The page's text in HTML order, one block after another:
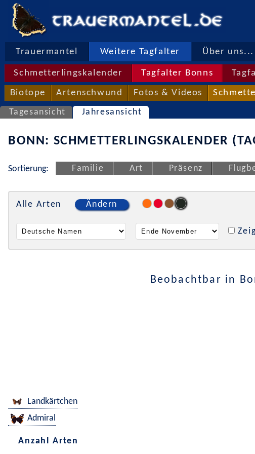
Trauermantel Weitere Tagfalter Über uns...
Schmetterlingskalender Tagfalter Bonns
Biotope Artenschwund Fotos & Videos
Tagesansicht Jahresansicht
BONN: SCHMETTERLINGSKALENDER
Sortierung: Familie Art Präsenz
Alle Arten Ändern
Beobachtbar in
Landkärtchen
Admiral
Anzahl Arten